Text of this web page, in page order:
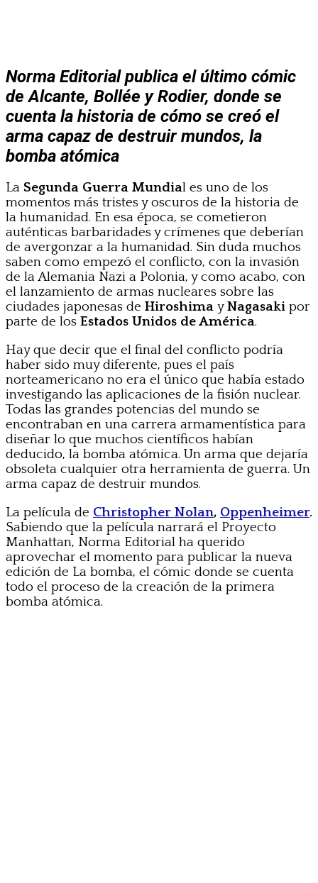
Norma Editorial publica el último cómic
de Alcante, Bollée y Rodier, donde se
cuenta la historia de cómo se creó el
arma capaz de destruir mundos, la
bomba atómica
La Segunda Guerra Mundial es uno de los
momentos más tristes y oscuros de la historia de
la humanidad. En esa época, se cometieron
auténticas barbaridades y crímenes que deberían
de avergonzar a la humanidad. Sin duda muchos
saben como empezó el conflicto, con la invasión
de la Alemania Nazi a Polonia, y como acabo, con
el lanzamiento de armas nucleares sobre las
ciudades japonesas de Hiroshima yNagasaki por
parte de los Estados Unidos de América.
Hay que decir que el final del conflicto podría
haber sido muy diferente, pues el país
norteamericano no era el único que había estado
investigando las aplicaciones de la fisión nuclear.
Todas las grandes potencias del mundo se
encontraban en una carrera armamentística para
diseñar lo que muchos científicos habían
deducido, la bomba atómica. Un arma que dejaría
obsoleta cualquier otra herramienta de guerra. Un
arma capaz de destruir mundos.
La película de Christopher Nolan, Oppenheimer.
Sabiendo que la película narrará el Proyecto
Manhattan, Norma Editorial ha querido
aprovechar el momento para publicar la nueva
edición de La bomba, el cómic donde se cuenta
todo el proceso de la creación de la primera
bomba atómica.